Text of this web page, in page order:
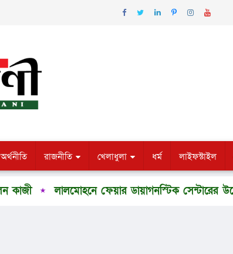
অর্থনীতি রাজনীতি খেলাধুলা ধর্ম লাইফস্টাইল
লালমোহনে ফেয়ার ডায়াগনস্টিক সেন্টারের উদ্বোধন